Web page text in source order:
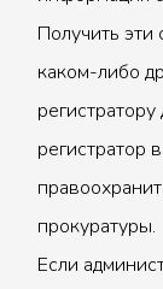
Получить
каком-либо
регистратор
прокуратуры.
Если